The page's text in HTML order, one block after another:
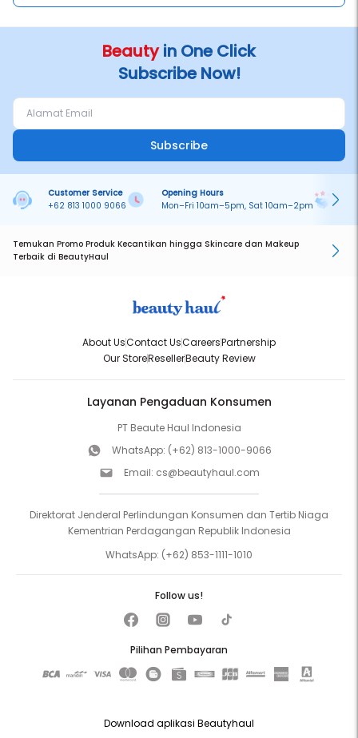
Beautyin One Click
Subscribe Now!
Subscribe
Customer Service
+62 813 1000 9066
Opening Hours
Mon–Fri 10am–5pm, Sat 10am–2pm
Temukan Promo Produk Kecantikan hingga Skincare dan Makeup
Terbaik di BeautyHaul
About UsContact UsCareersPartnership
Our StoreResellerBeauty Review
Layanan Pengaduan Konsumen
PT Beaute Haul Indonesia
WhatsApp: (+62) 813-1000-9066
Email: cs@beautyhaul.com
Direktorat Jenderal Perlindungan Konsumen dan Tertib Niaga
Kementrian Perdagangan Republik Indonesia
WhatsApp: (+62) 853-1111-1010
Pilihan Pembayaran
Follow us!
Download aplikasi Beautyhaul